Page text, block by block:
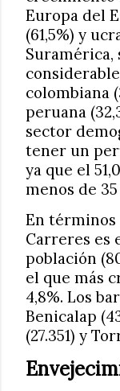
Europa del
(61,5%) y
Suramérica,
colombiana
peruana
sector
tener un
ya que el
menos de 35
En términos
Carreres es
población
el que más
4,8%. Los
Benicalap
(27.351) y